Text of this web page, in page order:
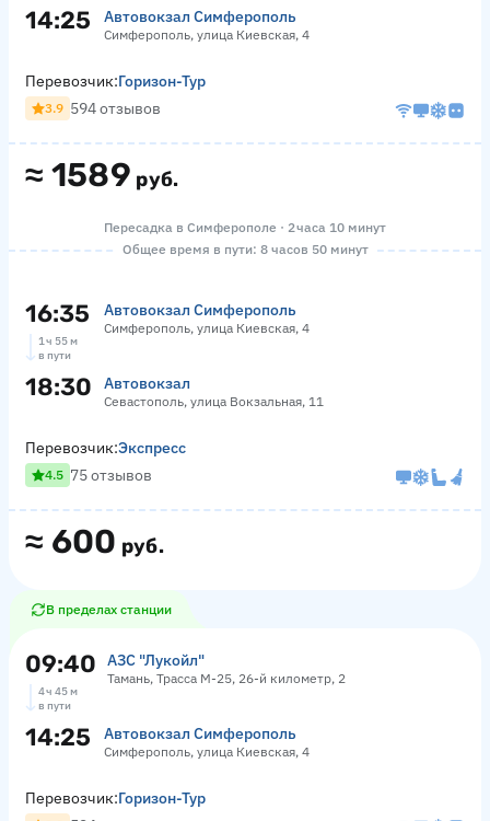
14:25 Автовокзал Симферополь
Симферополь, улица Киевская, 4
≈ 1589 руб.
Перевозчик:Горизон-Тур
3.9 594 отзывов
Пересадка в Симферополе · 2 часа 10 минут
Общее время в пути: 8 часов 50 минут
16:35 Автовокзал Симферополь
Симферополь, улица Киевская, 4
1 ч 55 м
в пути
18:30 Автовокзал
Севастополь, улица Вокзальная, 11
≈ 600 руб.
Перевозчик:Экспресс
4.5 75 отзывов
В пределах станции
09:40 АЗС "Лукойл"
Тамань, Трасса М-25, 26-й километр, 2
4 ч 45 м
в пути
14:25 Автовокзал Симферополь
Симферополь, улица Киевская, 4
Перевозчик:Горизон-Тур